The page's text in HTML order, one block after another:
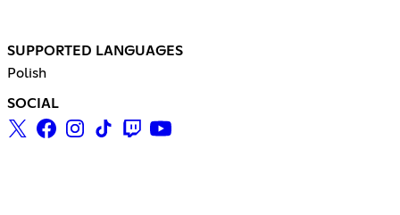
SUPPORTED LANGUAGES
Polish
SOCIAL